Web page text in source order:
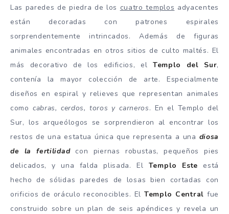
Las paredes de piedra de los cuatro templos adyacentes
están decoradas con patrones espirales
sorprendentemente intrincados. Además de figuras
animales encontradas en otros sitios de culto maltés. El
más decorativo de los edificios, el Templo del Sur,
contenía la mayor colección de arte. Especialmente
diseños en espiral y relieves que representan animales
como cabras, cerdos, toros y carneros. En el Templo del
Sur, los arqueólogos se sorprendieron al encontrar los
restos de una estatua única que representa a una diosa
de la fertilidadcon piernas robustas, pequeños pies
delicados, y una falda plisada. El Templo Este está
hecho de sólidas paredes de losas bien cortadas con
orificios de oráculo reconocibles. El Templo Central fue
construido sobre un plan de seis apéndices y revela un